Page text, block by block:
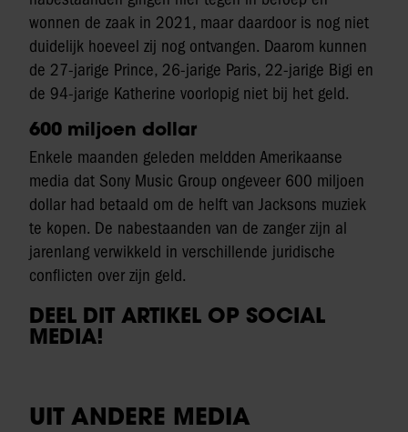
wonnen de zaak in 2021, maar daardoor is nog niet
duidelijk hoeveel zij nog ontvangen. Daarom kunnen
de 27-jarige Prince, 26-jarige Paris, 22-jarige Bigi en
de 94-jarige Katherine voorlopig niet bij het geld.
600 miljoen dollar
Enkele maanden geleden meldden Amerikaanse
media dat Sony Music Group ongeveer 600 miljoen
dollar had betaald om de helft van Jacksons muziek
te kopen. De nabestaanden van de zanger zijn al
jarenlang verwikkeld in verschillende juridische
conflicten over zijn geld.
DEEL DIT ARTIKEL OP SOCIAL
MEDIA!
UIT ANDERE MEDIA